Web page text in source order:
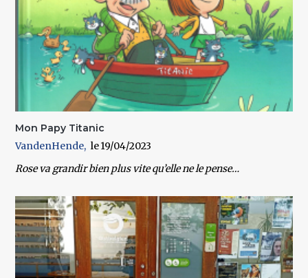
Mon Papy Titanic
VandenHende
19/04/2023
Rose va grandir bien plus vite qu’elle ne le pense…